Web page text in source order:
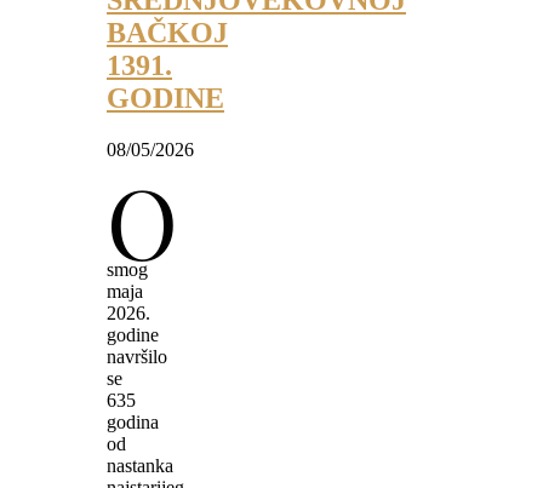
BAČKOJ
1391.
GODINE
08/05/2026
O
smog
maja
2026.
godine
navršilo
se
635
godina
od
nastanka